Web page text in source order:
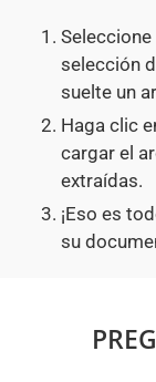
selección
suelte un
Haga clic
cargar el
extraídas.
¡Eso es
su